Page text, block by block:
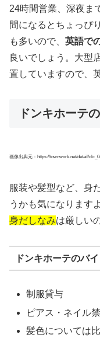
24時間営業、深夜ま
間になるとちょっぴ
も多いので、 英語で
良いでしょう。大型
置していますので、
ドンキホーテ
画像出典元：https://townwork.net/detail/
服装や髪型など、身
うかも気になります
身だしなみは厳しい
ドンキホーテのバ
制服貸与
ピアス・ネイル
髪色については